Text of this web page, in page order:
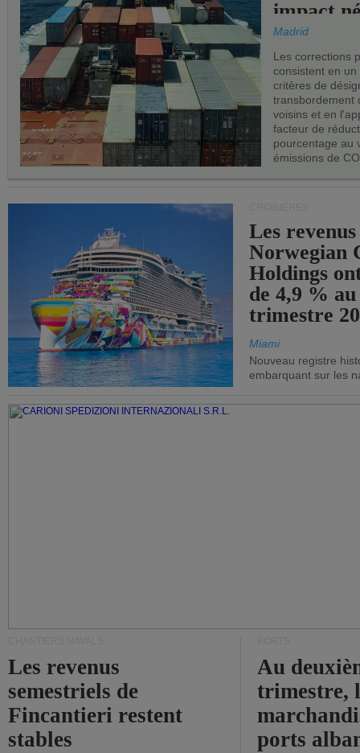
impact
les ports
Madrid
Les corrections
consistent en
critères de
transbordement
voisins et en
facteur de
pourcentage au
émissions de
Les
Norwegian
Holdings
de 4,9 %
trimestre
Miami
Nouveau registre
embarquant sur les
Les revenus
semestriels de
Fincantieri restent
stables
Au
trimestre,
ports